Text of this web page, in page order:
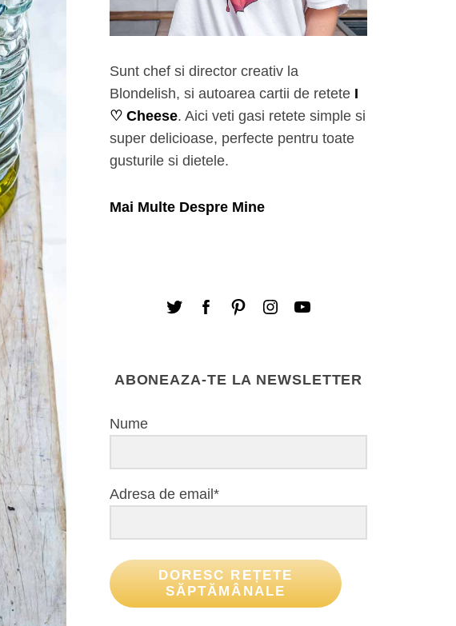
Sunt chef si director creativ la
Blondelish, si autoarea cartii de retete I
♡ Cheese. Aici veti gasi retete simple si
super delicioase, perfecte pentru toate
gusturile si dietele.
Mai Multe Despre Mine
ABONEAZA-TE LA NEWSLETTER
Nume
Adresa de email*
DORESC REȚETE
SĂPTĂMÂNALE